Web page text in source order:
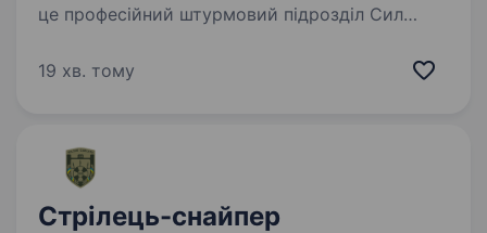
це професійний штурмовий підрозділ Сил
на хвилі Революції Гідності. Полк брав участь
19 хв. тому
Стрілець-снайпер